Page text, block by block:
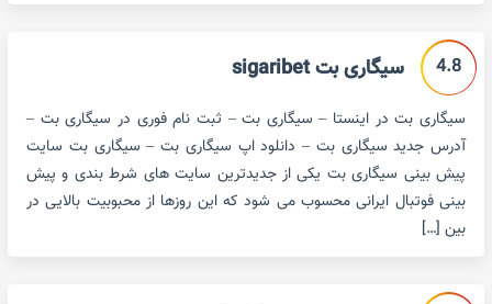
4.8 سیگاری بت sigaribet
سیگاری بت در اینستا – سیگاری بت – ثبت نام فوری در سیگاری بت –
آدرس جدید سیگاری بت – دانلود اپ سیگاری بت – سیگاری بت سایت
پیش بینی سیگاری بت یکی از جدیدترین سایت های شرط بندی و پیش
بینی فوتبال ایرانی محسوب می شود که این روزها از محبوبیت بالایی در
بین […]